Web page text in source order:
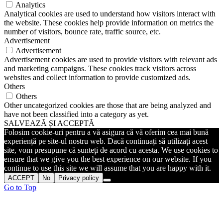
Analytics
Analytical cookies are used to understand how visitors interact with
the website. These cookies help provide information on metrics the
number of visitors, bounce rate, traffic source, etc.
Advertisement
Advertisement
Advertisement cookies are used to provide visitors with relevant ads
and marketing campaigns. These cookies track visitors across
websites and collect information to provide customized ads.
Others
Others
Other uncategorized cookies are those that are being analyzed and
have not been classified into a category as yet.
SALVEAZĂ ȘI ACCEPTĂ
Folosim cookie-uri pentru a vă asigura că vă oferim cea mai bună
experiență pe site-ul nostru web. Dacă continuați să utilizați acest
site, vom presupune că sunteți de acord cu acesta. We use cookies to
ensure that we give you the best experience on our website. If you
continue to use this site we will assume that you are happy with it.
ACCEPT No Privacy policy
Go to Top